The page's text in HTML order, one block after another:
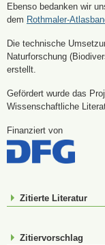
Ebenso bedanken wir
dem Rothmaler-
Die technische
Naturforschung
erstellt.
Gefördert wurde das
Wissenschaftliche
Finanziert von
Zitierte Literatur
Zitiervorschlag